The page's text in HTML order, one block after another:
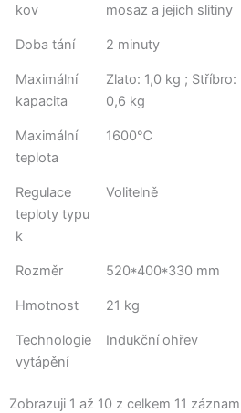
kov
mosaz a jejich slitiny
Doba tání 2 minuty
Maximální
kapacita
Zlato: 1,0 kg ; Stříbro:
0,6 kg
Maximální
teplota
1600℃
Regulace
teploty typu
k
Volitelně
Rozměr 520*400*330 mm
Hmotnost 21 kg
Technologie
vytápění
Indukční ohřev
Zobrazuji 1 až 10 z celkem 11